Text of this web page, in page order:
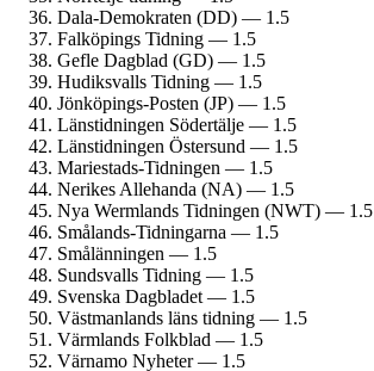
Dala-Demokraten (DD) — 1.5
Falköpings Tidning — 1.5
Gefle Dagblad (GD) — 1.5
Hudiksvalls Tidning — 1.5
Jönköpings-Posten (JP) — 1.5
Länstidningen Södertälje — 1.5
Länstidningen Östersund — 1.5
Mariestads-Tidningen — 1.5
Nerikes Allehanda (NA) — 1.5
Nya Wermlands Tidningen (NWT) — 1.5
Smålands-Tidningarna — 1.5
Smålänningen — 1.5
Sundsvalls Tidning — 1.5
Svenska Dagbladet — 1.5
Västmanlands läns tidning — 1.5
Värmlands Folkblad — 1.5
Värnamo Nyheter — 1.5